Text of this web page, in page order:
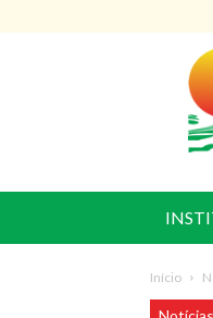
Início